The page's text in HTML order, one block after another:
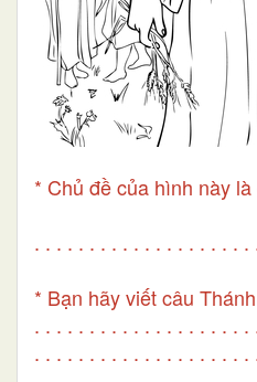
* Chủ đề của hình này là
. . . . . . . . . . . . . . . . . . . .
* Bạn hãy viết câu
. . . . . . . . . . . . . . . . . . . .
. . . . . . . . . . . . . . . . . . . .